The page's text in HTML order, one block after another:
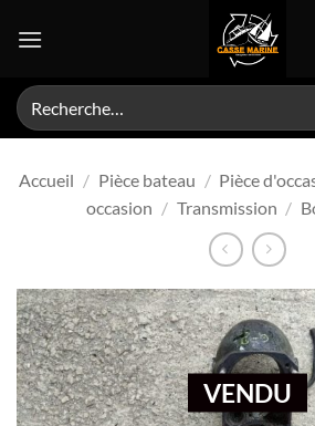
Recherche
pour :
Accueil / Pièce bateau / Pièce
occasion / Transmission /
VENDU